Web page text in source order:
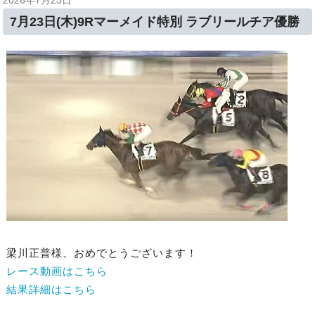
7月23日(木)9Rマーメイド特別 ラブリールチア優勝
梁川正普様、おめでとうございます！
レース動画はこちら
結果詳細はこちら